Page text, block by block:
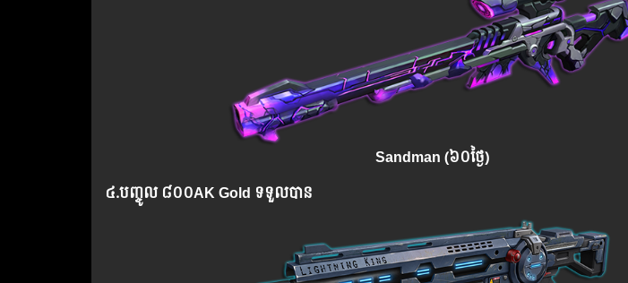
Sandman (៦០ថ្ងៃ)
៤.​បញ្ចូល៨០០AK Gold ទទួលបាន